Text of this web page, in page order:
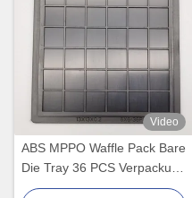
Video
ABS MPPO Waffle Pack Bare
Die Tray 36 PCS Verpackung
für optische Geräte